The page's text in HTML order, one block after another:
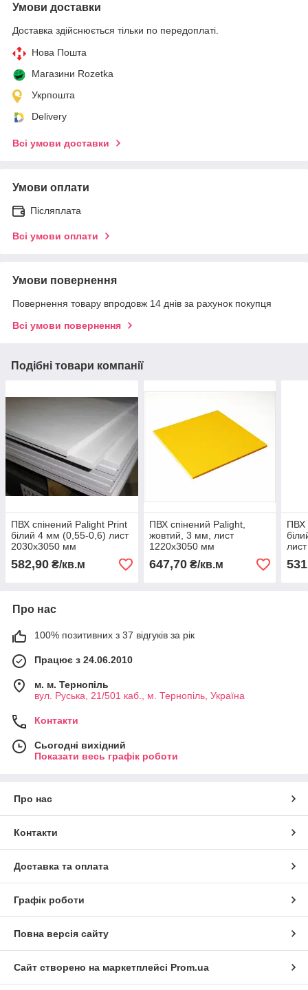
Умови доставки
Доставка здійснюється тільки по передоплаті.
Нова Пошта
Магазини Rozetka
Укрпошта
Delivery
Всі умови доставки
Умови оплати
Післяплата
Всі умови оплати
Умови повернення
Повернення товару впродовж 14 днів за рахунок покупця
Всі умови повернення
Подібні товари компанії
ПВХ спінений Palight Print
білий 4 мм (0,55-0,6) лист
2030х3050 мм
582,90 ₴/кв.м
ПВХ спінений Palight,
жовтий, 3 мм, лист
1220х3050 мм
647,70₴/кв.м
ПВХ
Про нас
100% позитивних з 37 відгуків за рік
Працює з 24.06.2010
м. м. Тернопіль
вул. Руська, 21/501 каб., м. Тернопіль, Україна
Контакти
Сьогодні вихідний
Показати весь графік роботи
Про нас
Контакти
Доставка та оплата
Графік роботи
Повна версія сайту
Сайт створено на маркетплейсі Prom.ua